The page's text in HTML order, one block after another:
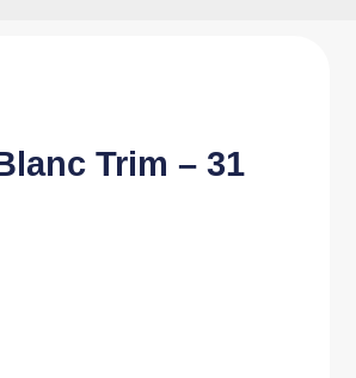
Trim – 31